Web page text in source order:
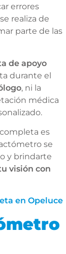
errores
realiza de
parte de las
de apoyo
durante el
, ni la
médica
es
se
y brindarte
visión con
en Opeluce